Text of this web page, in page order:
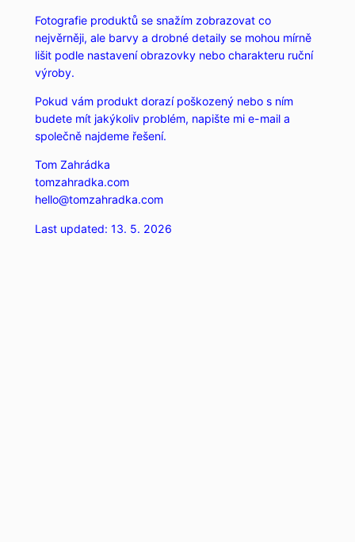
Fotografie produktů se snažím zobrazovat co
nejvěrněji, ale barvy a drobné detaily se mohou mírně
lišit podle nastavení obrazovky nebo charakteru ruční
výroby.
Pokud vám produkt dorazí poškozený nebo s ním
budete mít jakýkoliv problém, napište mi e-mail a
společně najdeme řešení.
Tom Zahrádka
tomzahradka.com
hello@tomzahradka.com
Last updated: 13. 5. 2026